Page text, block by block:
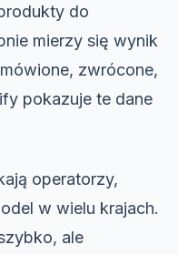
do
mierzy się wynik
zwrócone,
pokazuje te dane
operatorzy,
w wielu krajach.
ale